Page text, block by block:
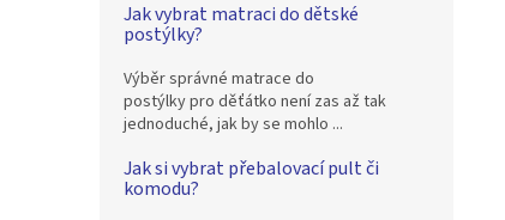
Jak vybrat matraci do dětské
postýlky?
Výběr správné matrace do
postýlky pro děťátko není zas až tak
jednoduché, jak by se mohlo ...
Jak si vybrat přebalovací pult či
komodu?